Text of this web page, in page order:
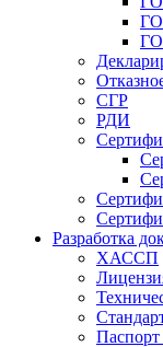
СГР
РДИ
Разработка
ХАССП
Паспорт